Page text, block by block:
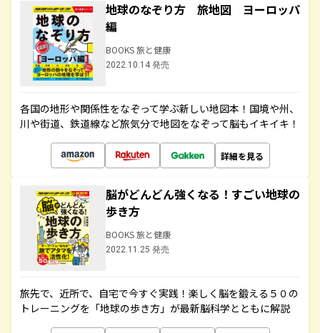
地球のなぞり方 旅地図 ヨーロッパ
編
BOOKS 旅と健康
2022.10.14 発売
各国の地形や関係性をなぞって学ぶ新しい地図本！国境や州、
川や街道、鉄道線など旅気分で地図をなぞって脳もイキイキ！
詳細を見る
脳がどんどん強くなる！すごい地球の
歩き方
BOOKS 旅と健康
2022.11.25 発売
旅先で、近所で、自宅で今すぐ実践！楽しく脳を鍛える５０の
トレーニングを「地球の歩き方」が最新脳科学とともに解説